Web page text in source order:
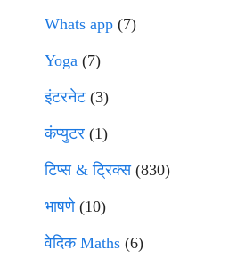
Whats app (7)
Yoga (7)
इंटरनेट(3)
कंप्युटर (1)
टिप्स & ट्रिक्स(830)
भाषणे(10)
वेदिक Maths (6)